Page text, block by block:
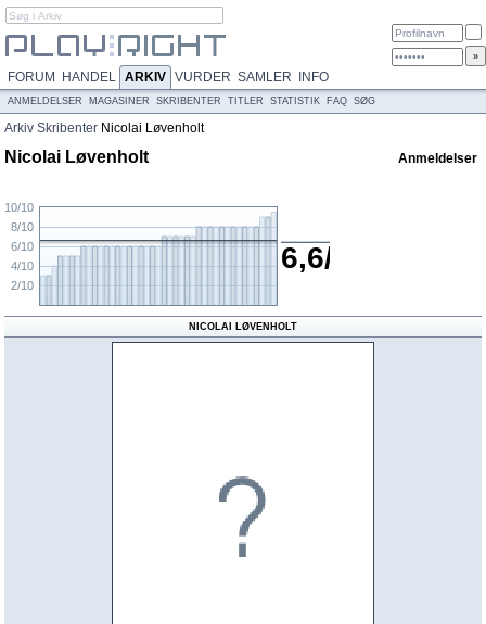
FORUM HANDEL ARKIV VURDER SAMLER INFO
ANMELDELSER MAGASINER SKRIBENTER TITLER STATISTIK FAQ SØG
Arkiv Skribenter Nicolai Løvenholt
Nicolai Løvenholt Anmeldelser
2/10
4/10
6/10
8/10
10/10
6,6/10
NICOLAI LØVENHOLT